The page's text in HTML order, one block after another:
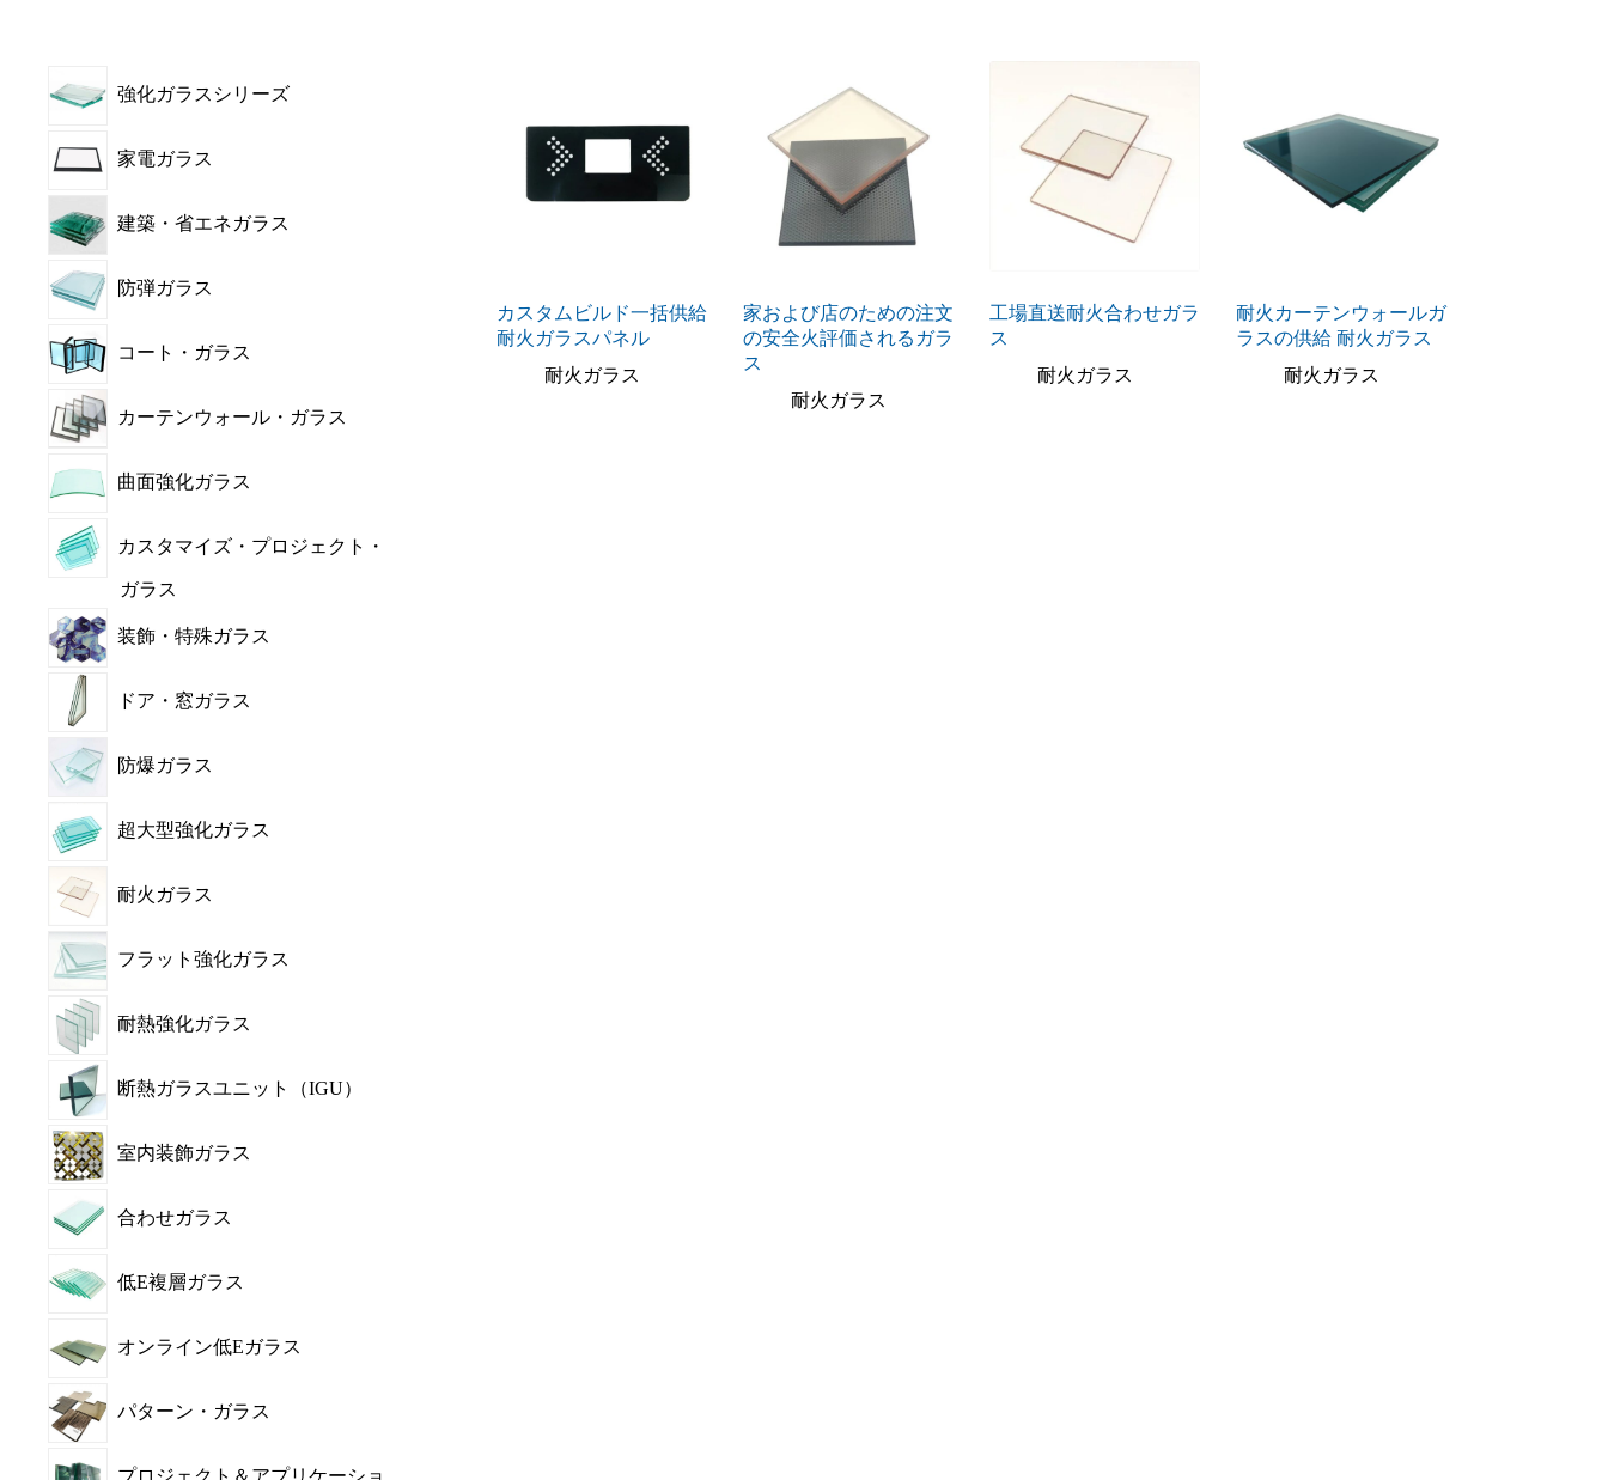
カスタムビルド一括供給
耐火ガラスパネル
耐火ガラス
家および店のための注文
の安全火評価されるガラ
ス
耐火ガラス
工場直送耐火合わせガラ
ス
耐火ガラス
耐火カーテンウォールガ
ラスの供給 耐火ガラス
耐火ガラス
強化ガラスシリーズ
家電ガラス
建築・省エネガラス
防弾ガラス
コート・ガラス
カーテンウォール・ガラス
曲面強化ガラス
カスタマイズ・プロジェクト・
ガラス
装飾・特殊ガラス
ドア・窓ガラス
防爆ガラス
超大型強化ガラス
耐火ガラス
フラット強化ガラス
耐熱強化ガラス
断熱ガラスユニット（IGU）
室内装飾ガラス
合わせガラス
低E複層ガラス
オンライン低Eガラス
パターン・ガラス
プロジェクト＆アプリケーショ